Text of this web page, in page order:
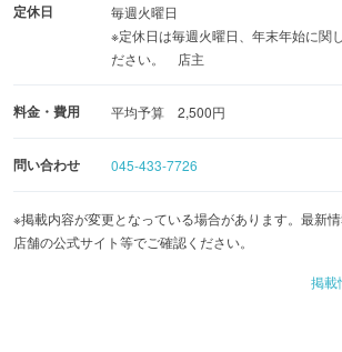
定休日
毎週火曜日
※定休日は毎週火曜日、年末年始に関
ださい。 店主
料金・費用 平均予算 2,500円
問い合わせ 045-433-7726
※掲載内容が変更となっている場合があります。最新
店舗の公式サイト等でご確認ください。
掲載